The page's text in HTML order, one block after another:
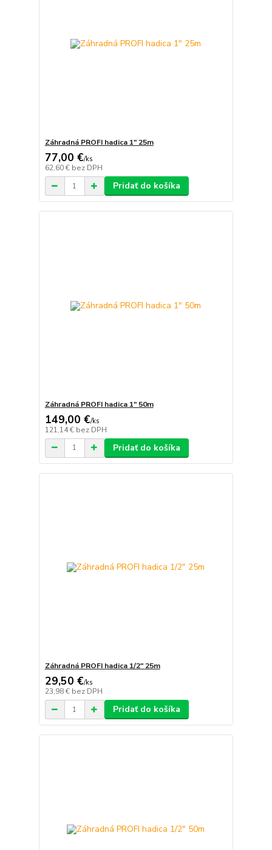
Záhradná PROFI hadica 1" 25m
77,00 €/ks
62,60 € bez DPH
Pridať do košíka
Záhradná PROFI hadica 1" 50m
149,00 €/ks
121,14 € bez DPH
Pridať do košíka
Záhradná PROFI hadica 1/2" 25m
29,50 €/ks
23,98 € bez DPH
Pridať do košíka